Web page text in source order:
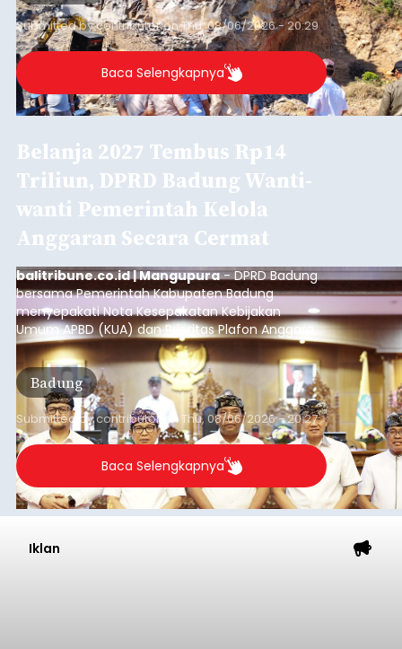
Submitted bycontributoronThu, 08/06/2026 - 20:29
Baca Selengkapnya
Belanja 2027 Tembus Rp14
Triliun, DPRD Badung Wanti-
wanti Pemerintah Kelola
Anggaran Secara Cermat
balitribune.co.id | Mangupura- DPRD Badung
bersama Pemerintah Kabupaten Badung
menyepakati Nota Kesepakatan Kebijakan
Umum APBD (KUA) dan Prioritas Plafon Anggaran
Sementara (PPAS) Tahun Anggaran 2027 dalam
rapat paripurna yang digelar di Gedung DPRD
Badung, Kamis (6/8/2026).
Badung
Submitted bycontributor onThu, 08/06/2026 - 20:27
Baca Selengkapnya
Iklan